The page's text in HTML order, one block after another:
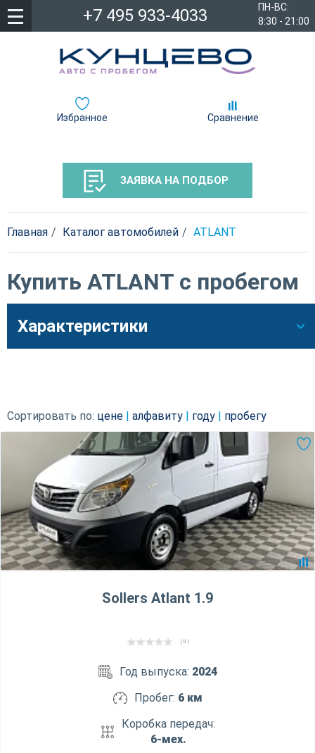
ПН-ВС:
8:30 - 21:00
+7 495 933-4033
Избранное Сравнение
ЗАЯВКА НА ПОДБОР
Главная Каталог автомобилей ATLANT
Купить ATLANT с пробегом
Характеристики
Сортировать по: цене алфавиту году пробегу
Sollers Atlant 1.9
( 0 )
Год выпуска: 2024
Пробег: 6 км
Коробка передач:
6-мех.